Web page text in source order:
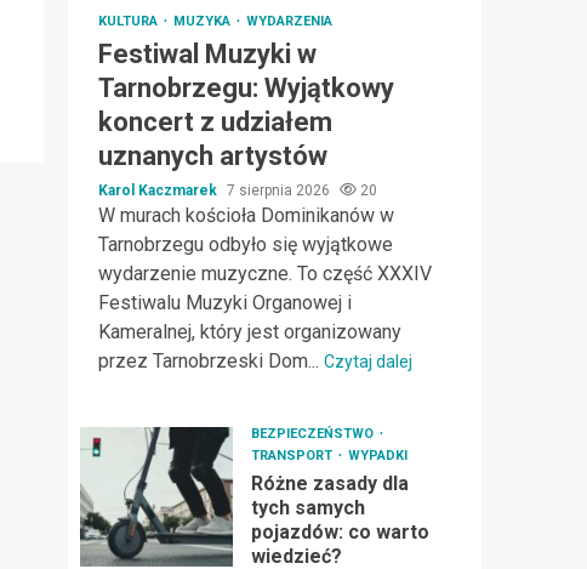
KULTURA MUZYKA WYDARZENIA
Festiwal Muzyki w
Tarnobrzegu: Wyjątkowy
koncert z udziałem
uznanych artystów
Karol Kaczmarek 7 sierpnia 2026 20
W murach kościoła Dominikanów w
Tarnobrzegu odbyło się wyjątkowe
wydarzenie muzyczne. To część XXXIV
Festiwalu Muzyki Organowej i
Kameralnej, który jest organizowany
przez Tarnobrzeski Dom... Czytaj dalej
BEZPIECZEŃSTWO
TRANSPORT
WYPADKI
Różne zasady dla
tych samych
pojazdów: co warto
wiedzieć?